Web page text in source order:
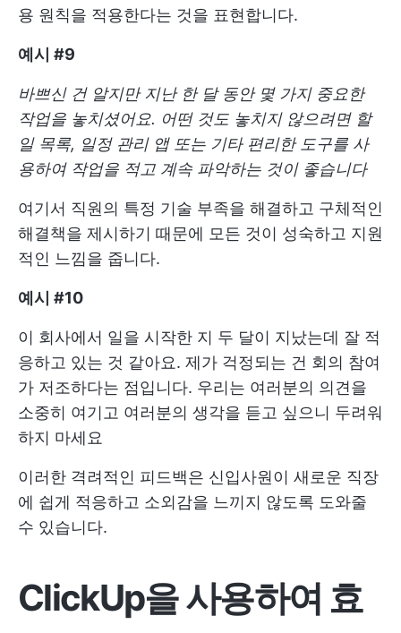
용 원칙을 적용한다는 것을 표현합니다.
예시 #9
바쁘신 건 알지만 지난 한 달 동안 몇 가지 중요한
작업을 놓치셨어요. 어떤 것도 놓치지 않으려면 할
일 목록, 일정 관리 앱 또는 기타 편리한 도구를 사
용하여 작업을 적고 계속 파악하는 것이 좋습니다
여기서 직원의 특정 기술 부족을 해결하고 구체적인
해결책을 제시하기 때문에 모든 것이 성숙하고 지원
적인 느낌을 줍니다.
예시 #10
이 회사에서 일을 시작한 지 두 달이 지났는데 잘 적
응하고 있는 것 같아요. 제가 걱정되는 건 회의 참여
가 저조하다는 점입니다. 우리는 여러분의 의견을
소중히 여기고 여러분의 생각을 듣고 싶으니 두려워
하지 마세요
이러한 격려적인 피드백은 신입사원이 새로운 직장
에 쉽게 적응하고 소외감을 느끼지 않도록 도와줄
수 있습니다.
ClickUp을 사용하여 효